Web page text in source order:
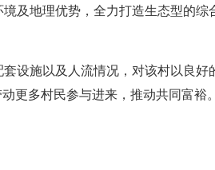
及地理优势，全力打造生态型的
设施以及人流情况，对该村以良
更多村民参与进来，推动共同富裕。